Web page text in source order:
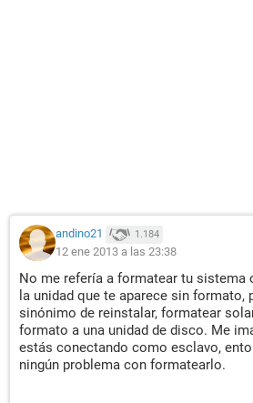
andino21 1.184
12 ene 2013 a las 23:38
No me refería a formatear tu sistema
la unidad que te aparece sin formato,
sinónimo de reinstalar, formatear
formato a una unidad de disco. Me
estás conectando como esclavo,
ningún problema con formatearlo.